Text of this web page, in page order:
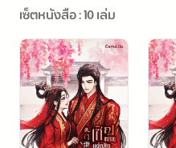
รอวันแต่งเข้
ภรรยาเอกเช่นนางทำได้เพียง
จัดก
เซ็ตหนังสือ : 10 เล่ม